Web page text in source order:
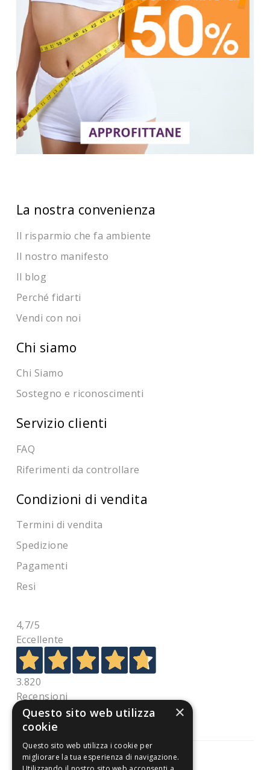
La nostra convenienza
Il risparmio che fa ambiente
Il nostro manifesto
Il blog
Perché fidarti
Vendi con noi
Chi siamo
Chi Siamo
Sostegno e riconoscimenti
Servizio clienti
FAQ
Riferimenti da controllare
Condizioni di vendita
Termini di vendita
Spedizione
Pagamenti
Resi
4,7/5
Eccellente
3.820
Recensioni
×
Questo sito web utilizza
cookie
Questo sito web utilizza i cookie per
migliorare la tua esperienza di navigazione.